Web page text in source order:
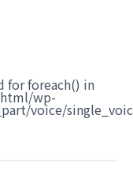
for foreach() in
wp-
voice/